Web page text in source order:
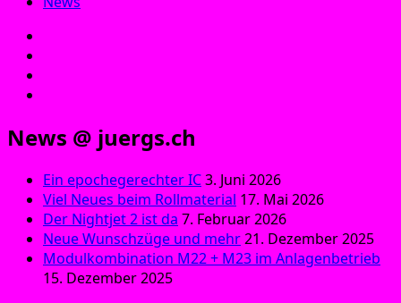
News @ juergs.ch
Ein epochegerechter IC3. Juni 2026
Viel Neues beim Rollmaterial 17. Mai 2026
Der Nightjet 2 ist da 7. Februar 2026
Neue Wunschzüge und mehr21. Dezember 2025
Modulkombination M22 + M23 im Anlagenbetrieb
15. Dezember 2025